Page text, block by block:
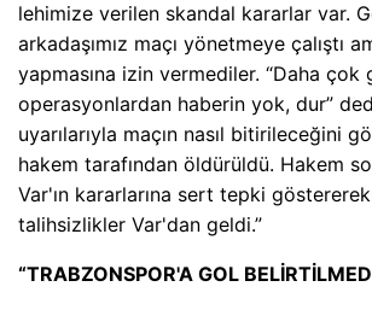
lehimize verilen skandal kararlar var.
arkadaşımız maçı yönetmeye çalıştı
yapmasına izin vermediler. “Daha çok
operasyonlardan haberin yok, dur”
uyarılarıyla maçın nasıl bitirileceğini
hakem tarafından öldürüldü. Hakem
Var'ın kararlarına sert tepki
talihsizlikler Var'dan geldi.”
“TRABZONSPOR'A GOL